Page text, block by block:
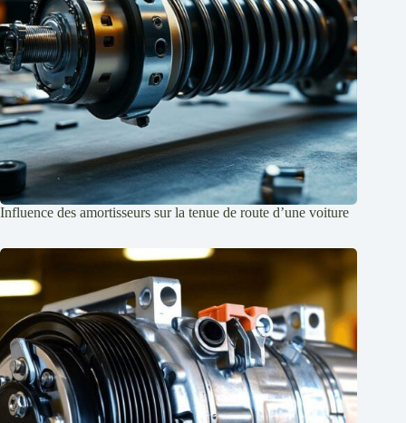
Influence des amortisseurs sur la tenue de route d’une voiture